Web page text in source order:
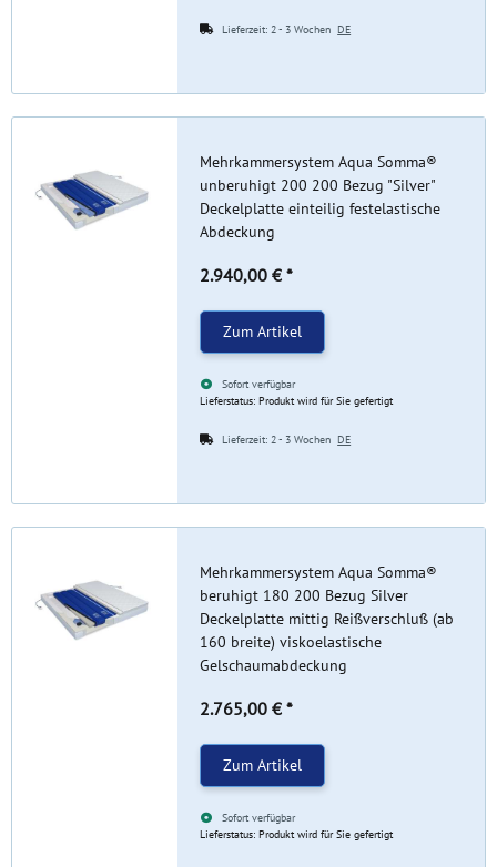
Lieferzeit:2 - 3 WochenDE
Mehrkammersystem Aqua Somma®
unberuhigt 200 200 Bezug "Silver"
Deckelplatte einteilig festelastische
Abdeckung
2.940,00 € *
Zum Artikel
Sofort verfügbar
Lieferstatus: Produkt wird für Sie gefertigt
Lieferzeit:2 - 3 WochenDE
Mehrkammersystem Aqua Somma®
beruhigt 180 200 Bezug Silver
Deckelplatte mittig Reißverschluß (ab
160 breite) viskoelastische
Gelschaumabdeckung
2.765,00 € *
Zum Artikel
Sofort verfügbar
Lieferstatus: Produkt wird für Sie gefertigt